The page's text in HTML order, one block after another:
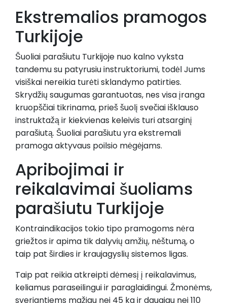
Ekstremalios pramogos
Turkijoje
Šuoliai parašiutu Turkijoje nuo kalno vyksta
tandemu su patyrusiu instruktoriumi, todėl Jums
visiškai nereikia turėti sklandymo patirties.
Skrydžių saugumas garantuotas, nes visa įranga
kruopščiai tikrinama, prieš šuolį svečiai išklauso
instruktažą ir kiekvienas keleivis turi atsarginį
parašiutą. Šuoliai parašiutu yra ekstremali
pramoga aktyvaus poilsio mėgėjams.
Apribojimai ir
reikalavimai šuoliams
parašiutu Turkijoje
Kontraindikacijos tokio tipo pramogoms nėra
griežtos ir apima tik dalyvių amžių, nėštumą, o
taip pat širdies ir kraujagyslių sistemos ligas.
Taip pat reikia atkreipti dėmesį į reikalavimus,
keliamus paraseilingui ir paraglaidingui. Žmonėms,
sveriantiems mažiau nei 45 kg ir daugiau nei 110